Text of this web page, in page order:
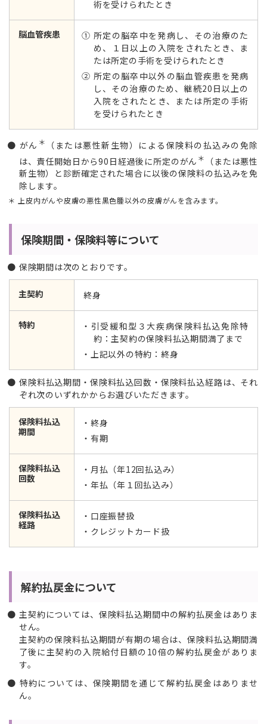
術を受けられたとき
脳血管疾患
① 所定の脳卒中を発病し、その治療のた
め、１日以上の入院をされたとき、ま
たは所定の手術を受けられたとき
② 所定の脳卒中以外の脳血管疾患を発病
し、その治療のため、継続20日以上の
入院をされたとき、または所定の手術
を受けられたとき
がん ＊
（または悪性新生物）による保険料の払込みの免除
は、責任開始日から90日経過後に所定のがん ＊
（または悪性
新生物）と診断確定された場合に以後の保険料の払込みを免
除します。
上皮内がんや皮膚の悪性黒色腫以外の皮膚がんを含みます。
保険期間・保険料等について
保険期間は次のとおりです。
主契約 終身
特約
引受緩和型３大疾病保険料払込免除特
約：主契約の保険料払込期間満了まで
上記以外の特約：終身
保険料払込期間・保険料払込回数・保険料払込経路は、それ
ぞれ次のいずれかからお選びいただきます。
保険料払込
期間
終身
有期
保険料払込
回数
月払（年12回払込み）
年払（年１回払込み）
保険料払込
経路
口座振替扱
クレジットカード扱
解約払戻金について
主契約については、保険料払込期間中の解約払戻金はありま
せん。
主契約の保険料払込期間が有期の場合は、保険料払込期間満
了後に主契約の入院給付日額の10倍の解約払戻金がありま
す。
特約については、保険期間を通じて解約払戻金はありませ
ん。